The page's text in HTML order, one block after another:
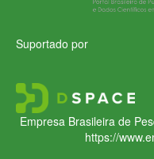
Suportado por
Empresa Brasileira de
https://